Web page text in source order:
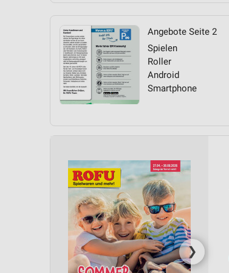
Angebote Seite 2
Spielen
Roller
Android
Smartphone
❯